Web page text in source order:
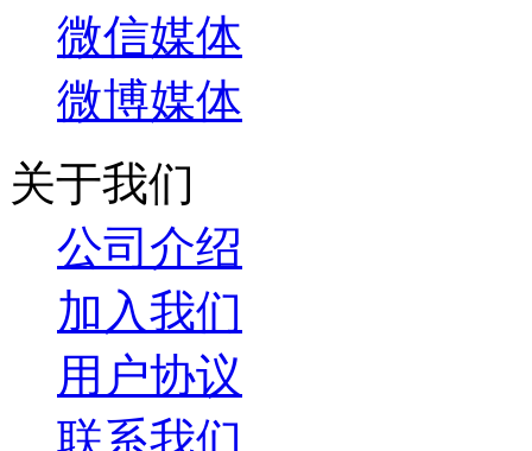
微信媒体
微博媒体
关于我们
公司介绍
加入我们
用户协议
联系我们